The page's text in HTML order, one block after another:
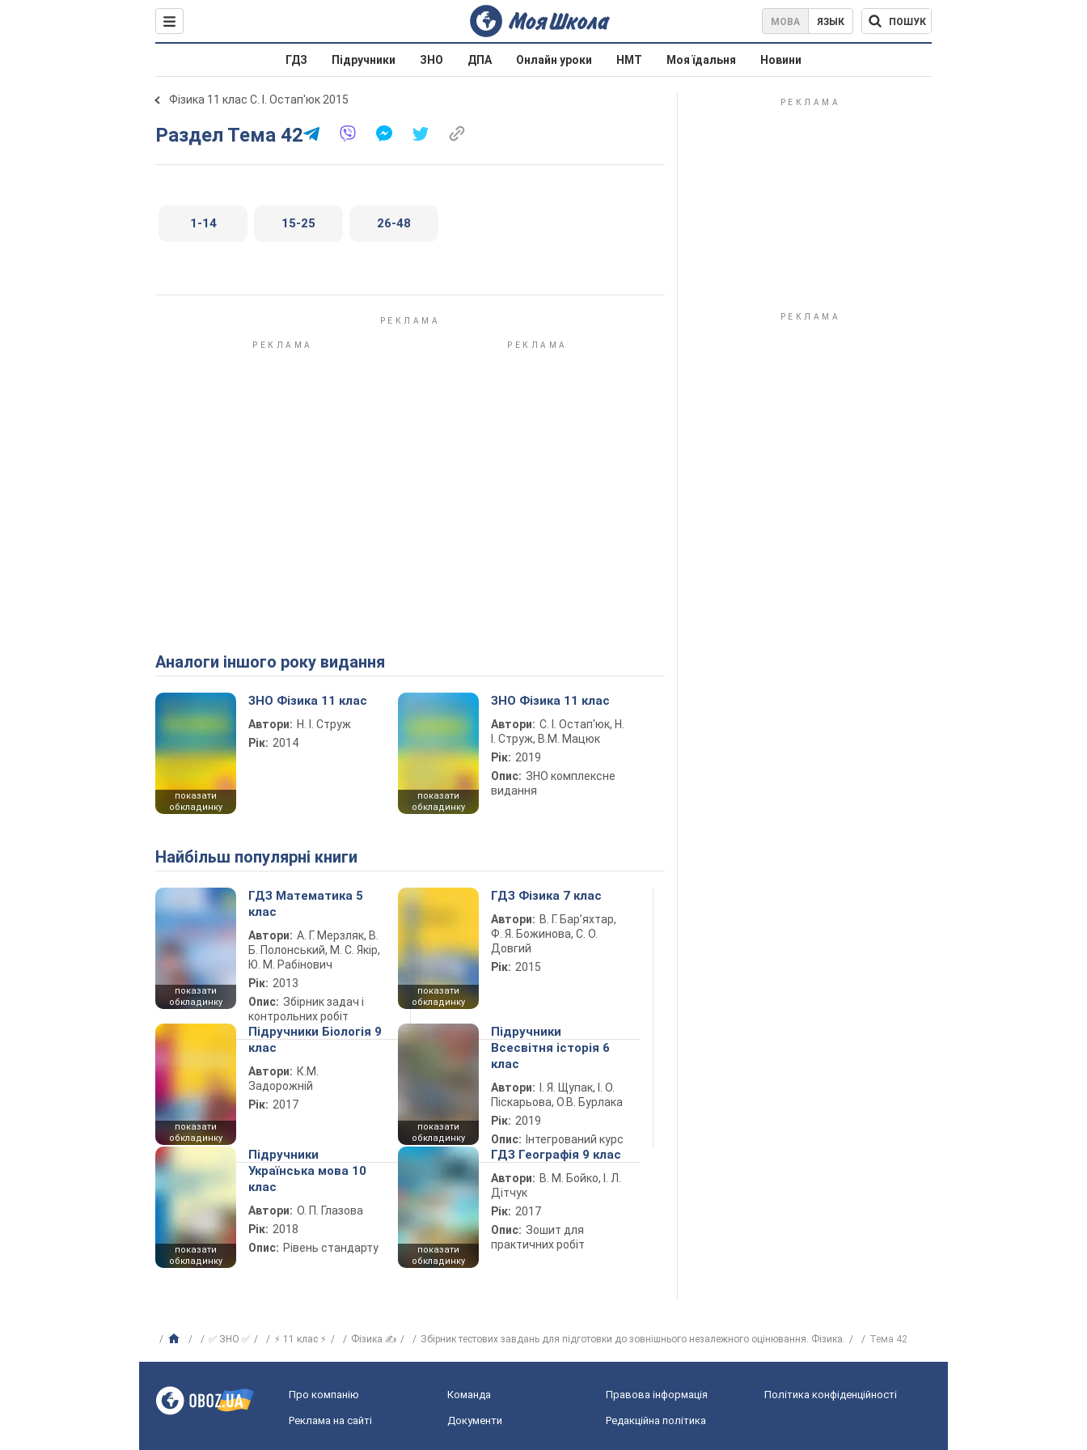
МОВА ЯЗЫК ПОШУК
ГДЗ Підручники ЗНО ДПА Онлайн уроки НМТ Моя їдальня Новини
Фізика 11 клас С. І. Остап'юк 2015
Раздел Тема 42
1-14 15-25 26-48
Аналоги іншого року видання
показати
обкладинку
ЗНО Фізика 11 клас
Автори: Н. І. Струж
Рік: 2014
показати
обкладинку
ЗНО Фізика 11 клас
Автори: С. І. Остап'юк, Н.
І. Струж, В.М. Мацюк
Рік: 2019
Опис: ЗНО комплексне
видання
Найбільш популярні книги
показати
обкладинку
ГДЗ Математика 5
клас
Автори: А. Г. Мерзляк, В.
Б. Полонський, М. С. Якір,
Ю. М. Рабінович
Рік: 2013
Опис: Збірник задач і
контрольних робіт
показати
обкладинку
ГДЗ Фізика 7 клас
Автори: В. Г. Бар’яхтар,
Ф. Я. Божинова, С. О.
Довгий
Рік: 2015
показати
обкладинку
Підручники Біологія 9
клас
Автори: К.М.
Задорожній
Рік: 2017
показати
обкладинку
Підручники
Всесвітня історія 6
клас
Автори:
І. Я. Щупак, І. О.
Піскарьова, О.В. Бурлака
Рік: 2019
Опис: Інтегрований курс
показати
обкладинку
Підручники
Українська мова 10
клас
Автори: О. П. Глазова
Рік: 2018
Опис: Рівень стандарту
показати
обкладинку
ГДЗ Географія 9 клас
Автори: В. М. Бойко, І. Л.
Дітчук
Рік: 2017
Опис: Зошит для
практичних робіт
✅ ЗНО ✅ ⚡ 11 клас ⚡ Фізика ✍ Збірник тестових завдань для підготовки до зовнішнього незалежного оцінювання. Фізика. Тема 42
Про компанію Команда Правова інформація Політика конфіденційності
Реклама на сайті Документи Редакційна політика